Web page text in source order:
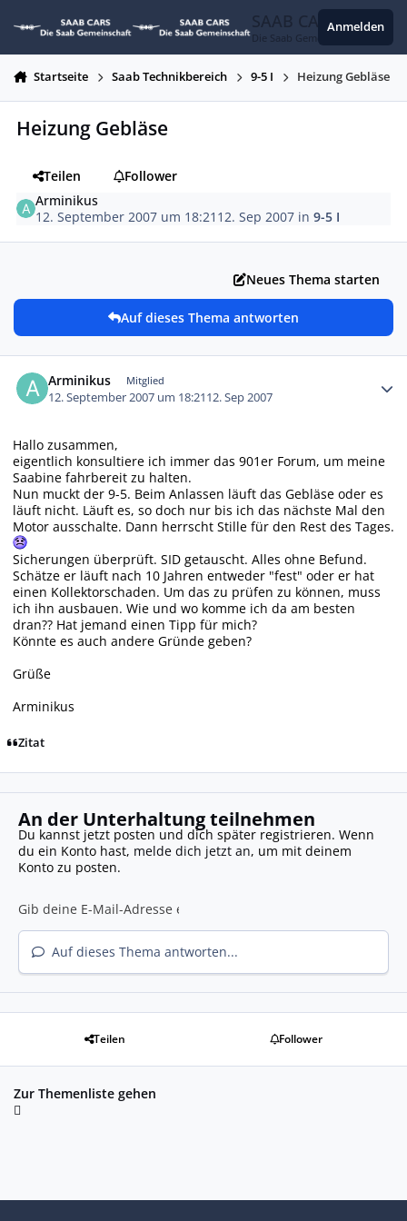
SAAB CARS
Die Saab Gemeinschaft
Anmelden
Startseite Saab Technikbereich 9-5 I Heizung Gebläse
Heizung Gebläse
Teilen
Follower
Arminikus
12. September 2007 um 18:21 12. Sep 2007 in9-5 I
Neues Thema starten
Auf dieses Thema antworten
Arminikus Mitglied
12. September 2007 um 18:2112. Sep 2007
Hallo zusammen,
eigentlich konsultiere ich immer das 901er Forum, um meine
Saabine fahrbereit zu halten.
Nun muckt der 9-5. Beim Anlassen läuft das Gebläse oder es
läuft nicht. Läuft es, so doch nur bis ich das nächste Mal den
Motor ausschalte. Dann herrscht Stille für den Rest des Tages.
Sicherungen überprüft. SID getauscht. Alles ohne Befund.
Schätze er läuft nach 10 Jahren entweder "fest" oder er hat
einen Kollektorschaden. Um das zu prüfen zu können, muss
ich ihn ausbauen. Wie und wo komme ich da am besten
dran?? Hat jemand einen Tipp für mich?
Könnte es auch andere Gründe geben?
Grüße
Arminikus
Zitat
An der Unterhaltung teilnehmen
Du kannst jetzt posten und dich später registrieren. Wenn
du ein Konto hast, melde dich jetzt an, um mit deinem
Konto zu posten.
Auf dieses Thema antworten...
Teilen Follower
Zur Themenliste gehen